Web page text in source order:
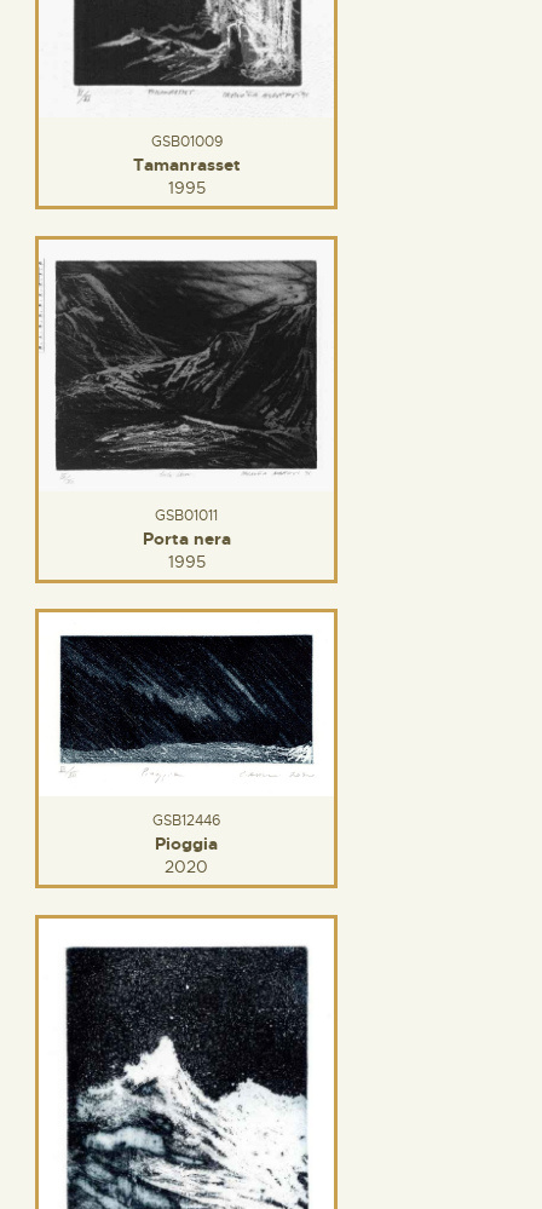
GSB01009
Tamanrasset
1995
GSB01011
Porta nera
1995
GSB12446
Pioggia
2020